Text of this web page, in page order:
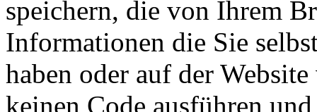
speichern, die von Ihrem
Informationen die Sie
haben oder auf der
keinen Code ausführen